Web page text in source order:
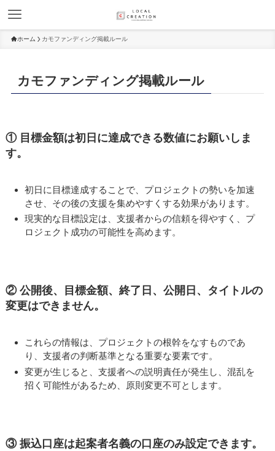
ホーム カモファンディング掲載ルール
カモファンディング掲載ルール
① 目標金額は初日に達成できる数値にお願いしま
す。
初日に目標達成することで、プロジェクトの勢いを加速
させ、その後の支援を集めやすくする効果があります。
現実的な目標設定は、支援者からの信頼を得やすく、プ
ロジェクト成功の可能性を高めます。
② 公開後、目標金額、終了日、公開日、タイトルの
変更はできません。
これらの情報は、プロジェクトの根幹をなすものであ
り、支援者の判断基準となる重要な要素です。
変更が生じると、支援者への説明責任が発生し、混乱を
招く可能性があるため、原則変更不可とします。
③ 振込口座は起案者名義の口座のみ設定できます。